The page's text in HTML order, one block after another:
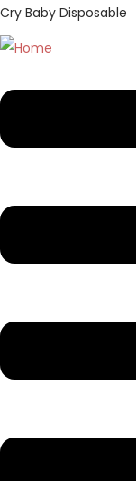
Cry Baby Disposable
e
u